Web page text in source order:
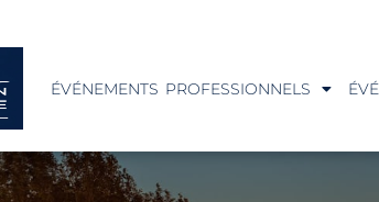
ÉVÉNEMENTS PROFESSIONNELS